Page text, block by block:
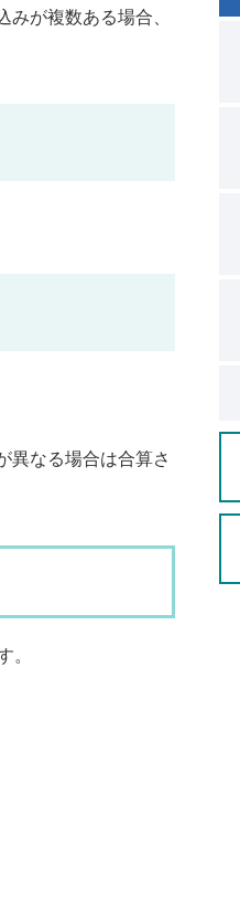
が複数ある場合、
異なる場合は合算さ
。